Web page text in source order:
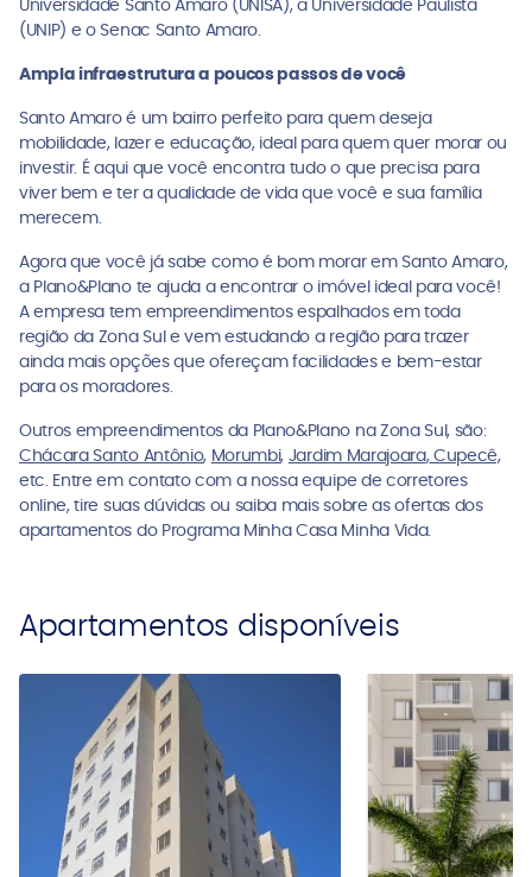
Universidade Santo Amaro (UNISA), a Universidade Paulista
(UNIP) e o Senac Santo Amaro.
Ampla infraestrutura a poucos passos de você
Santo Amaro é um bairro perfeito para quem deseja
mobilidade, lazer e educação, ideal para quem quer morar ou
investir. É aqui que você encontra tudo o que precisa para
viver bem e ter a qualidade de vida que você e sua família
merecem.
Agora que você já sabe como é bom morar em Santo Amaro,
a Plano&Plano te ajuda a encontrar o imóvel ideal para você!
A empresa tem empreendimentos espalhados em toda
região da Zona Sul e vem estudando a região para trazer
ainda mais opções que ofereçam facilidades e bem-estar
para os moradores.
Outros empreendimentos da Plano&Plano na Zona Sul, são:
Chácara Santo Antônio, Morumbi, Jardim Marajoara,Cupecê,
etc. Entre em contato com a nossa equipe de corretores
online, tire suas dúvidas ou saiba mais sobre as ofertas dos
apartamentos do Programa Minha Casa Minha Vida.
Apartamentos disponíveis